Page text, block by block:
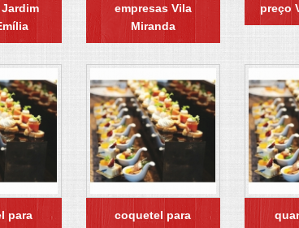
empresas Vila
Miranda
preço
para
coquetel para